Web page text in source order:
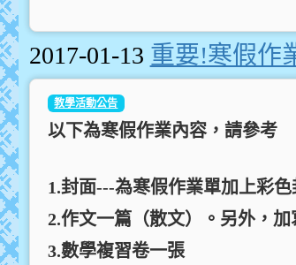
2017-01-13 重要!寒假作
教學活動公告
以下為寒假作業內容，請參考
1.封面---為寒假作業單加上彩色
2.作文一篇（散文）。另外，
3.數學複習卷一張